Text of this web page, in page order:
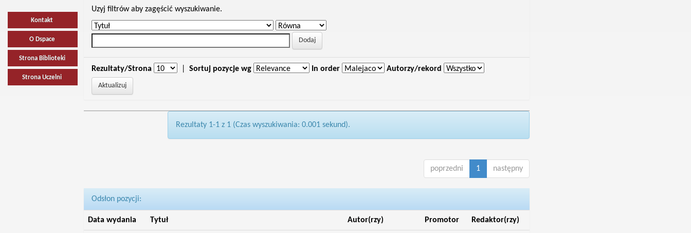
Kontakt
O Dspace
Strona Biblioteki
Strona Uczelni
Uzyj filtrów aby zagęścić wyszukiwanie.
Rezultaty/Strona Sortuj pozycje wg In order Autorzy/rekord
Rezultaty 1-1 z 1 (Czas wyszukiwania: 0.001 sekund).
poprzedni 1 następny
Odsłon pozycji:
Data wydania Tytuł Autor(rzy) Promotor Redaktor(rzy)